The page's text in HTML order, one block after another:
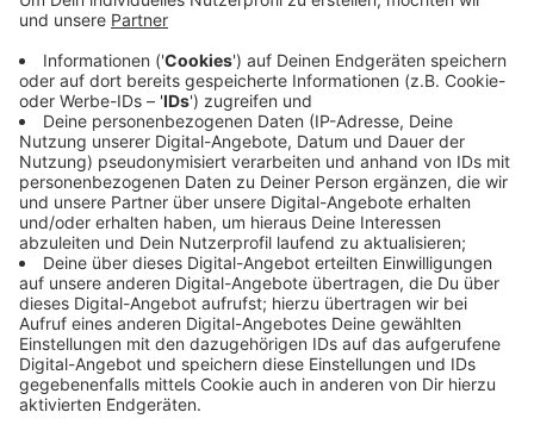
Das Rezept: "Tramezziniröllchen mit
körnigem Frischkäse"
Anzeige
Für 4 Personen
Zubereitungszeit: 30 Minuten
Für die Röllchen:
10 Radieschen
8 Scheiben Tramezzini-Brot oder Toastbrot (siehe
Info unten)